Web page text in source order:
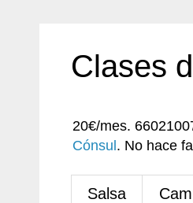
Clases
20€/mes.
Cónsul . No hace
Salsa